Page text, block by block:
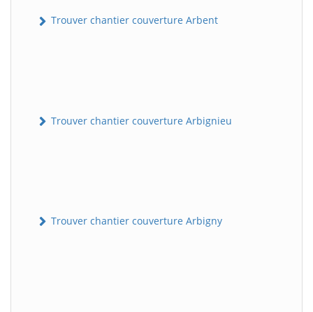
Trouver chantier couverture Arbent
Trouver chantier couverture Arbignieu
Trouver chantier couverture Arbigny